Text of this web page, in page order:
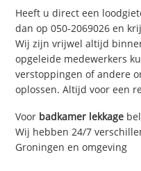
Heeft u direct een
dan op 050-2069026 en
Wij zijn vrijwel altijd
opgeleide medewerkers
verstoppingen of andere
oplossen. Altijd voor een
Voor badkamer lekkage
Wij hebben 24/7
Groningen en omgeving